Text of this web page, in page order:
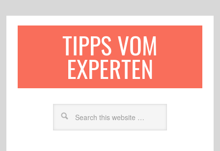
TIPPS VOM
EXPERTEN